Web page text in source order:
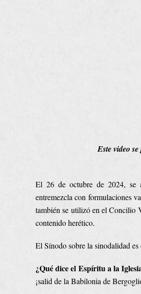
Este video
El 26 de octubre de 2024, se
entremezcla con formulaciones
también se utilizó en el Concilio
contenido herético.
El Sínodo sobre la sinodalidad
¿Qué dice el Espíritu a la
¡salid de la Babilonia de